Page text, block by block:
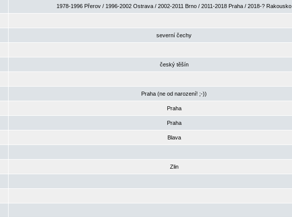
1978-1996 Přerov / 1996-2002 Ostrava / 2002-2011 Brno / 2011-2018 Praha / 2018-? Rakousko
severní čechy
český těšín
Praha (ne od narození! ;-))
Praha
Praha
Blava
Zlin